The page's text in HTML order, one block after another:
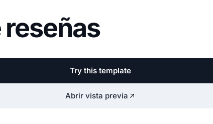
Try this template
Abrir vista previa